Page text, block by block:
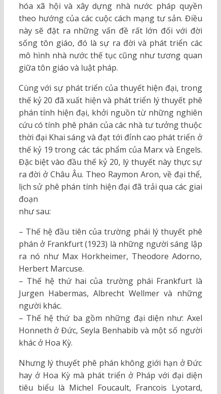
hóa xã hội và xây dựng nhà nước pháp quyền
theo hướng của các cuộc cách mạng tư sản. Điều
này sẽ đặt ra những vấn đề rất lớn đối với đời
sống tôn giáo, đó là sự ra đời và phát triển các
mô hình nhà nước thế tục cũng như tương quan
giữa tôn giáo và luật pháp.
Cùng với sự phát triển của thuyết hiện đại, trong
thế kỷ 20 đã xuất hiện và phát triển lý thuyết phê
phán tính hiện đại, khởi nguồn từ những nghiên
cứu có tính phê phán của các nhà tư tưởng thuộc
thời đại Khai sáng và đạt tới đỉnh cao phát triển ở
thế kỷ 19 trong các tác phẩm của Marx và Engels.
Đặc biệt vào đầu thế kỷ 20, lý thuyết này thực sự
ra đời ở Châu Âu. Theo Raymon Aron, về đại thể,
lịch sử phê phán tính hiện đại đã trải qua các giai
đoạn
như sau:
– Thế hệ đầu tiên của trường phái lý thuyết phê
phán ở Frankfurt (1923) là những người sáng lập
ra nó như Max Horkheimer, Theodore Adorno,
Herbert Marcuse.
– Thế hệ thứ hai của trường phái Frankfurt là
Jurgen Habermas, Albrecht Wellmer và những
người khác.
– Thế hệ thứ ba gồm những đại diện như: Axel
Honneth ở Đức, Seyla Benhabib và một số người
khác ở Hoa Kỳ.
Nhưng lý thuyết phê phán không giới hạn ở Đức
hay ở Hoa Kỳ mà phát triển ở Pháp với đại diện
tiêu biểu là Michel Foucault, Francois Lyotard,